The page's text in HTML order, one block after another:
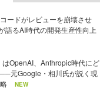
ードがレビューを崩壊させ
語るAI時代の開発生産性向上
OpenAI、Anthropic時代にど
元Google・相川氏が説く現
NEW